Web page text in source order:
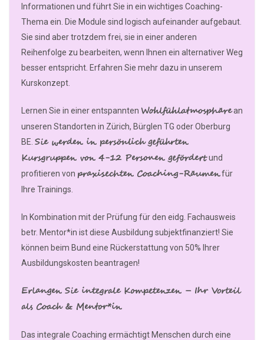
Informationen und führt Sie in ein wichtiges Coaching-
Thema ein. Die Module sind logisch aufeinander aufgebaut.
Sie sind aber trotzdem frei, sie in einer anderen
Reihenfolge zu bearbeiten, wenn Ihnen ein alternativer Weg
besser entspricht. Erfahren Sie mehr dazu in unserem
Kurskonzept.
Lernen Sie in einer entspannten Wohlfühlatmosphärean
unseren Standorten in Zürich, Bürglen TG oder Oberburg
BE. Sie werden in persönlich geführten
Kursgruppen von 4-12 Personen gefördertund
profitieren von praxisechten Coaching-Räumenfür
Ihre Trainings.
In Kombination mit der Prüfung für den eidg. Fachausweis
betr. Mentor*in ist diese Ausbildung subjektfinanziert! Sie
können beim Bund eine Rückerstattung von 50% Ihrer
Ausbildungskosten beantragen!
Erlangen Sie integrale Kompetenzen – Ihr Vorteil
als Coach & Mentor*in
Das integrale Coaching ermächtigt Menschen durch eine